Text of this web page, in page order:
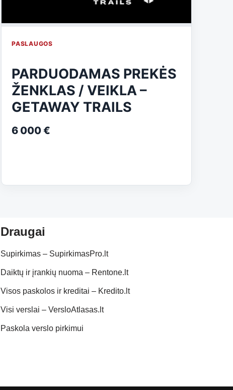
PASLAUGOS
PARDUODAMAS PREKĖS
ŽENKLAS / VEIKLA –
GETAWAY TRAILS
6 000 €
Draugai
Supirkimas – SupirkimasPro.lt
Daiktų ir įrankių nuoma – Rentone.lt
Visos paskolos ir kreditai – Kredito.lt
Visi verslai – VersloAtlasas.lt
Paskola verslo pirkimui